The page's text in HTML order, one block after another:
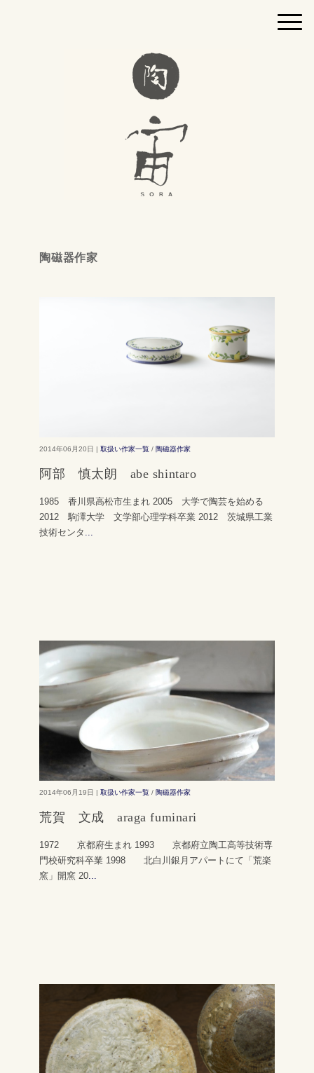
陶磁器作家
2014年06月20日 | 取扱い作家一覧 / 陶磁器作家
阿部 慎太朗 abe shintaro
1985 香川県高松市生まれ 2005 大学で陶芸を始める
2012 駒澤大学 文学部心理学科卒業 2012 茨城県工業
技術センタ ...
2014年06月19日 | 取扱い作家一覧 / 陶磁器作家
荒賀 文成 araga fuminari
1972 京都府生まれ 1993 京都府立陶工高等技術専
門校研究科卒業 1998 北白川銀月アパートにて「荒楽
窯」開窯 20...